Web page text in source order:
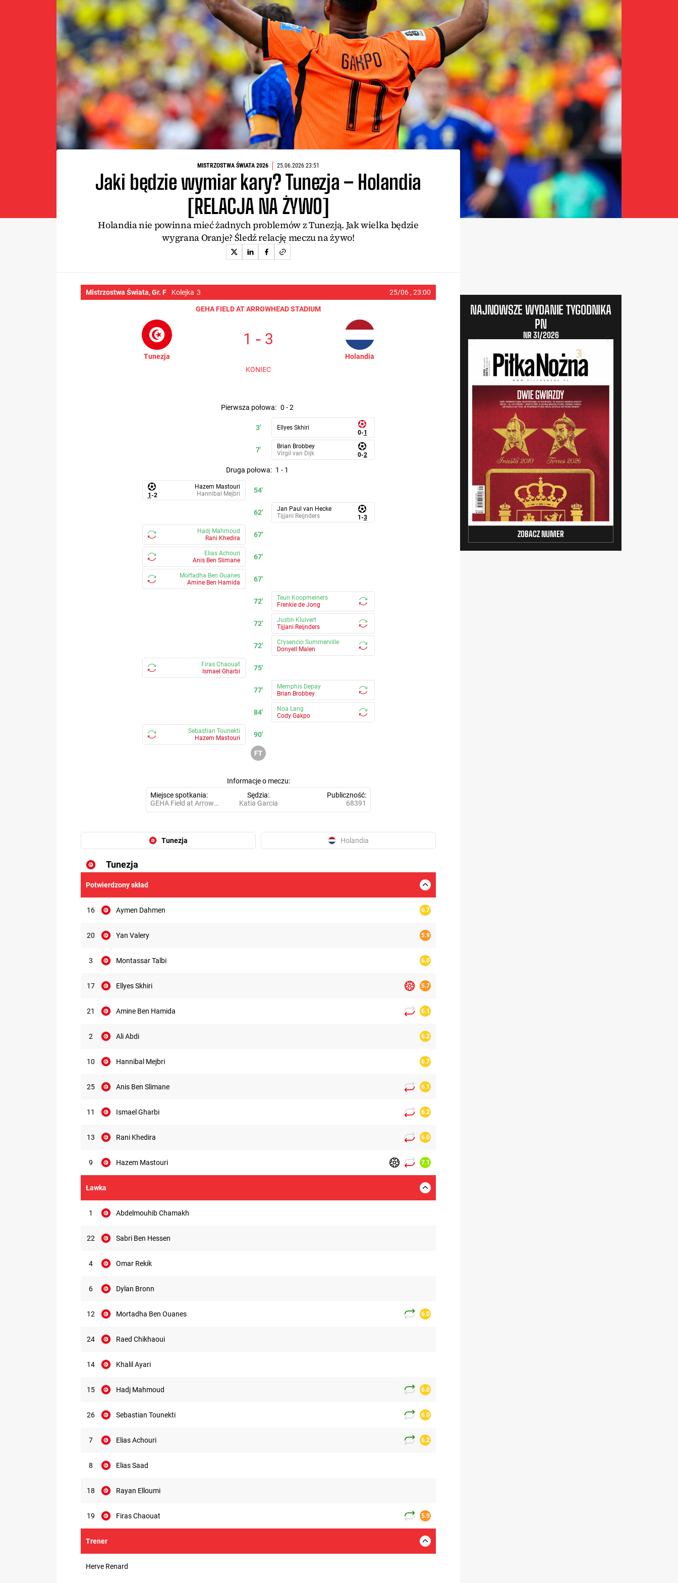
MISTRZOSTWA ŚWIATA 2026 25.06.2026 23:51
Jaki będzie wymiar kary? Tunezja – Holandia
[RELACJA NA ŻYWO]
Holandia nie powinna mieć żadnych problemów z Tunezją. Jak wielka będzie
wygrana Oranje? Śledź relację meczu na żywo!
Mistrzostwa Świata, Gr. F Kolejka 3 25/06 , 23:00
GEHA FIELD AT ARROWHEAD STADIUM
Tunezja
1 - 3
Holandia
KONIEC
pierwsza połowa: 0 - 2
3'
0-1
Ellyes Skhiri
7'
0-2
Brian Brobbey
Virgil van Dijk
druga połowa: 1 - 1
54'
1-2
Hazem Mastouri
Hannibal Mejbri
62'
1-3
Jan Paul van Hecke
Tijjani Reijnders
67'
Hadj Mahmoud
Rani Khedira
67'
Elias Achouri
Anis Ben Slimane
67'
Mortadha Ben Ouanes
Amine Ben Hamida
72'
Teun Koopmeiners
Frenkie de Jong
72'
Justin Kluivert
Tijjani Reijnders
72'
Crysencio Summerville
Donyell Malen
75'
Firas Chaouat
Ismael Gharbi
77'
Memphis Depay
Brian Brobbey
84'
Noa Lang
Cody Gakpo
90'
Sebastian Tounekti
Hazem Mastouri
Informacje o meczu
Miejsce spotkania
GEHA Field at Arrowhead Stadium
Sędzia
Katia Garcia
Publiczność
68391
Tunezja Holandia
Tunezja
Potwierdzony skład
16 Aymen Dahmen 6.7
20 Yan Valery 5.9
3 Montassar Talbi 6.0
17 Ellyes Skhiri 5.7
21 Amine Ben Hamida 6.1
2 Ali Abdi 6.2
10 Hannibal Mejbri 6.7
25 Anis Ben Slimane 6.1
11 Ismael Gharbi 6.2
13 Rani Khedira 6.0
9 Hazem Mastouri 7.1
Ławka
1 Abdelmouhib Chamakh
22 Sabri Ben Hessen
4 Omar Rekik
6 Dylan Bronn
12 Mortadha Ben Ouanes 6.0
24 Raed Chikhaoui
14 Khalil Ayari
15 Hadj Mahmoud 6.0
26 Sebastian Tounekti 6.0
7 Elias Achouri 6.2
8 Elias Saad
18 Rayan Elloumi
19 Firas Chaouat 5.9
Trener
Herve Renard
NAJNOWSZE WYDANIE TYGODNIKA
PN
NR 31/2026
ZOBACZ NUMER